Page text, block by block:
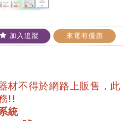
加入追蹤 來電有優惠
材不得於網路上販售，此
!!
統